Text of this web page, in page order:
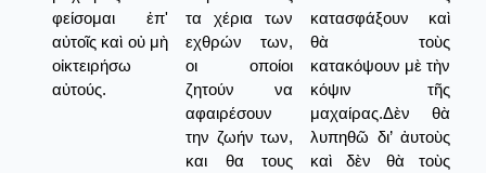
φείσομαι ἐπ'
αὐτοῖς καὶ οὐ μὴ
οἰκτειρήσω
αὐτούς.
τα χέρια των
εχθρών των,
οι οποίοι
ζητούν να
αφαιρέσουν
την ζωήν των,
και θα τους
κατασφάξουν καὶ
θὰ τοὺς
κατακόψουν μὲ τὴν
κόψιν τῆς
μαχαίρας.Δὲν θὰ
λυπηθῶ δι’ ἀυτοὺς
καὶ δὲν θὰ τοὺς